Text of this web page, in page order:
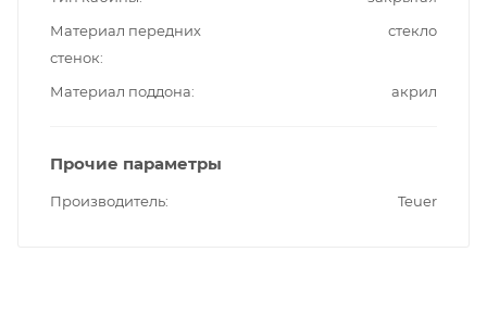
Материал передних
стенок
стекло
Материал поддона акрил
Прочие параметры
Производитель Teuer